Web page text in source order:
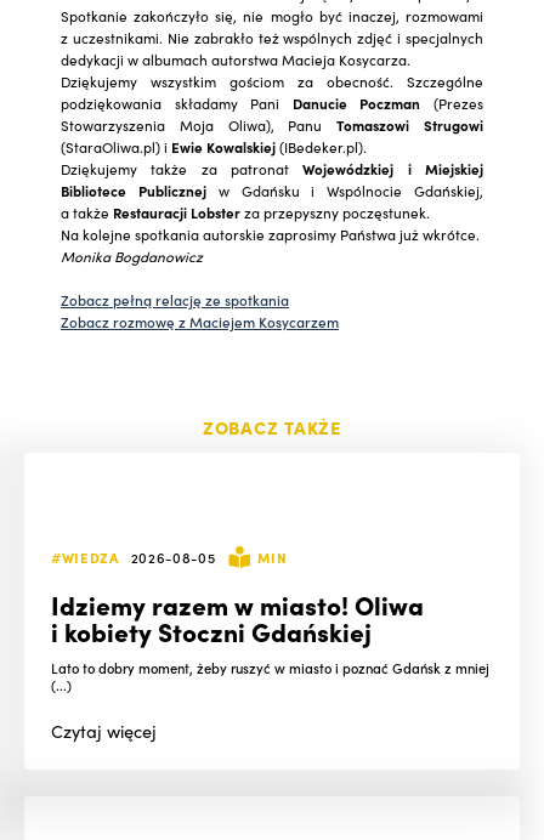
Spotkanie zakończyło się, nie mogło być inaczej, rozmowami
z uczestnikami. Nie zabrakło też wspólnych zdjęć i specjalnych
dedykacji w albumach autorstwa Macieja Kosycarza.
Dziękujemy wszystkim gościom za obecność. Szczególne
podziękowania składamy Pani Danucie Poczman (Prezes
Stowarzyszenia Moja Oliwa), PanuTomaszowi Strugowi
(StaraOliwa.pl) i Ewie Kowalskiej(IBedeker.pl).
Dziękujemy także za patronatWojewódzkiej i Miejskiej
Bibliotece Publicznejw Gdańsku i Wspólnocie Gdańskiej,
a także Restauracji Lobsterza przepyszny poczęstunek.
Na kolejne spotkania autorskie zaprosimy Państwa już wkrótce.
Monika Bogdanowicz
Zobacz pełną relację ze spotkania
Zobacz rozmowę z Maciejem Kosycarzem
ZOBACZ TAKŻE
#WIEDZA 2026-08-05 MIN
Idziemy razem w miasto! Oliwa
i kobiety Stoczni Gdańskiej
Lato to dobry moment, żeby ruszyć w miasto i poznać Gdańsk z mniej
(...)
Czytajwięcej